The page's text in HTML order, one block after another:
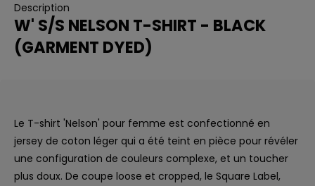
Description
W' S/S NELSON T-SHIRT - BLACK
(GARMENT DYED)
Le T-shirt 'Nelson' pour femme est confectionné en
jersey de coton léger qui a été teint en pièce pour révéler
une configuration de couleurs complexe, et un toucher
plus doux. De coupe loose et cropped, le Square Label,